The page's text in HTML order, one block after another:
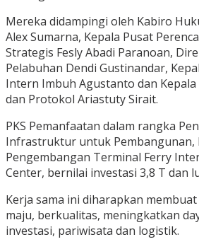
Mereka didampingi oleh Kabiro
Alex Sumarna, Kepala Pusat
Strategis Fesly Abadi Paranoan,
Pelabuhan Dendi Gustinandar,
Intern Imbuh Agustanto dan
dan Protokol Ariastuty Sirait.
PKS Pemanfaatan dalam rangka
Infrastruktur untuk Pembangunan,
Pengembangan Terminal Ferry
Center, bernilai investasi 3,8 T dan
Kerja sama ini diharapkan
maju, berkualitas, meningkatkan
investasi, pariwisata dan logistik.